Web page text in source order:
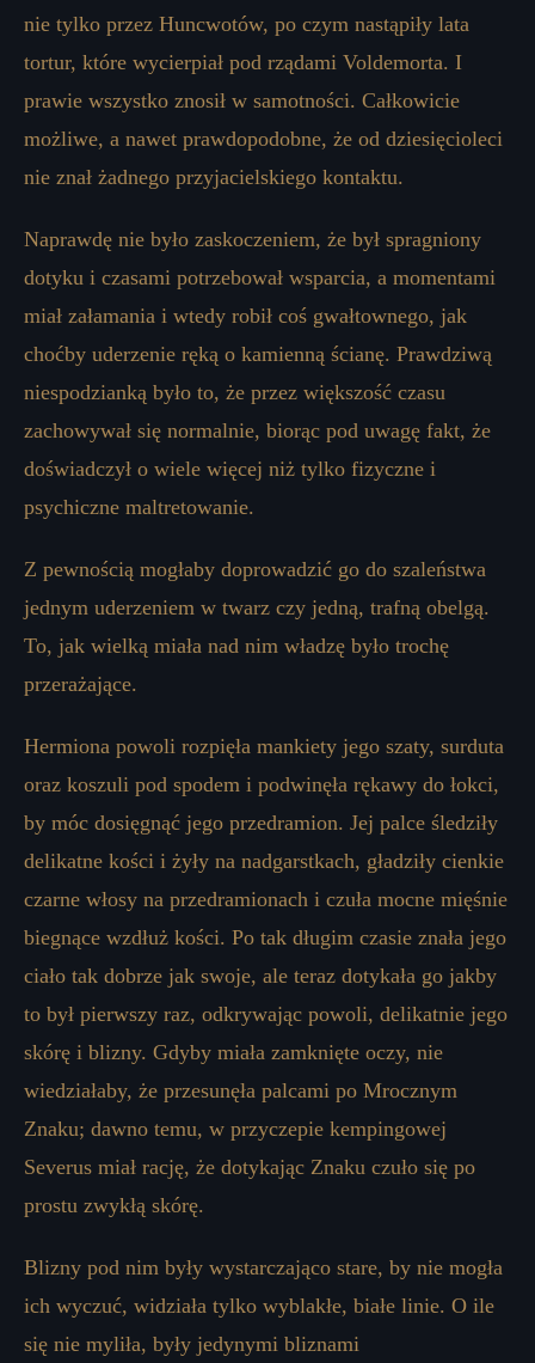
nie tylko przez Huncwotów, po czym nastąpiły lata
tortur, które wycierpiał pod rządami Voldemorta. I
prawie wszystko znosił w samotności. Całkowicie
możliwe, a nawet prawdopodobne, że od dziesięcioleci
nie znał żadnego przyjacielskiego kontaktu.
Naprawdę nie było zaskoczeniem, że był spragniony
dotyku i czasami potrzebował wsparcia, a momentami
miał załamania i wtedy robił coś gwałtownego, jak
choćby uderzenie ręką o kamienną ścianę. Prawdziwą
niespodzianką było to, że przez większość czasu
zachowywał się normalnie, biorąc pod uwagę fakt, że
doświadczył o wiele więcej niż tylko fizyczne i
psychiczne maltretowanie.
Z pewnością mogłaby doprowadzić go do szaleństwa
jednym uderzeniem w twarz czy jedną, trafną obelgą.
To, jak wielką miała nad nim władzę było trochę
przerażające.
Hermiona powoli rozpięła mankiety jego szaty, surduta
oraz koszuli pod spodem i podwinęła rękawy do łokci,
by móc dosięgnąć jego przedramion. Jej palce śledziły
delikatne kości i żyły na nadgarstkach, gładziły cienkie
czarne włosy na przedramionach i czuła mocne mięśnie
biegnące wzdłuż kości. Po tak długim czasie znała jego
ciało tak dobrze jak swoje, ale teraz dotykała go jakby
to był pierwszy raz, odkrywając powoli, delikatnie jego
skórę i blizny. Gdyby miała zamknięte oczy, nie
wiedziałaby, że przesunęła palcami po Mrocznym
Znaku; dawno temu, w przyczepie kempingowej
Severus miał rację, że dotykając Znaku czuło się po
prostu zwykłą skórę.
Blizny pod nim były wystarczająco stare, by nie mogła
ich wyczuć, widziała tylko wyblakłe, białe linie. O ile
się nie myliła, były jedynymi bliznami